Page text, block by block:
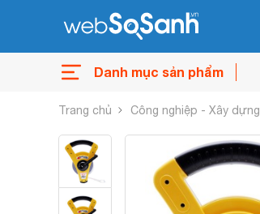
Danh mục sản phẩm
Trang chủ Công nghiệp - Xây dựng